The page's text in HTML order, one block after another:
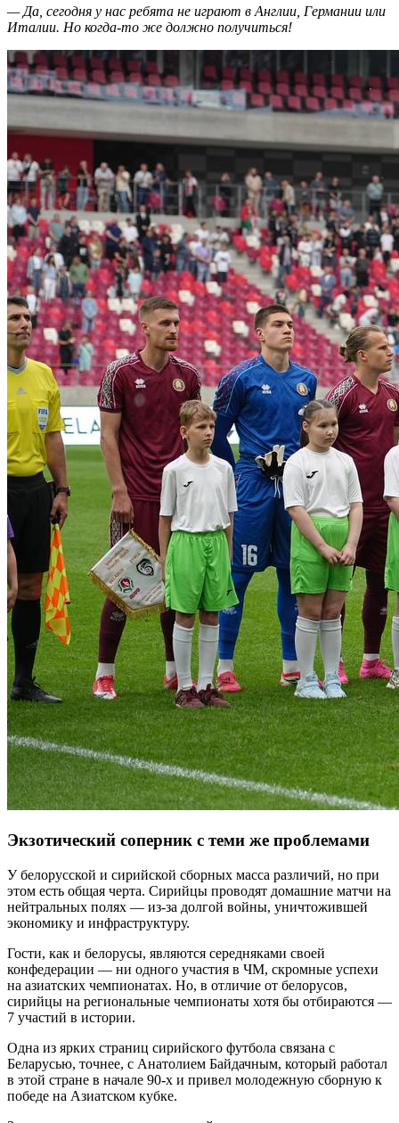
— Да, сегодня у нас ребята не играют в Англии, Германии или
Италии. Но когда-то же должно получиться!
Экзотический соперник с теми же проблемами
У белорусской и сирийской сборных масса различий, но при
этом есть общая черта. Сирийцы проводят домашние матчи на
нейтральных полях — из-за долгой войны, уничтожившей
экономику и инфраструктуру.
Гости, как и белорусы, являются середняками своей
конфедерации — ни одного участия в ЧМ, скромные успехи
на азиатских чемпионатах. Но, в отличие от белорусов,
сирийцы на региональные чемпионаты хотя бы отбираются —
7 участий в истории.
Одна из ярких страниц сирийского футбола связана с
Беларусью, точнее, с Анатолием Байдачным, который работал
в этой стране в начале 90-х и привел молодежную сборную к
победе на Азиатском кубке.